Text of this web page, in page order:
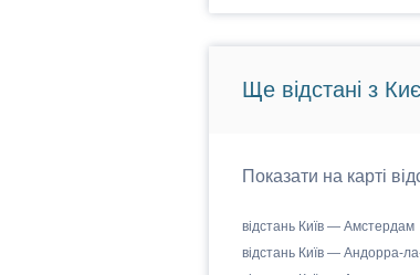
Ще відстані з
Показати на карті
відстань Київ — Амстердам
відстань Київ — Андорра-